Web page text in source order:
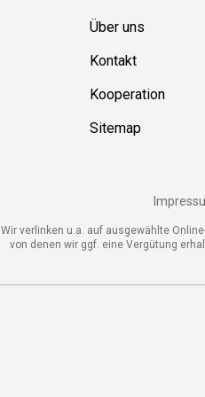
Über uns
Kontakt
Kooperation
Sitemap
verlinken u.a. auf ausgewählte
von denen wir ggf. eine Vergütung